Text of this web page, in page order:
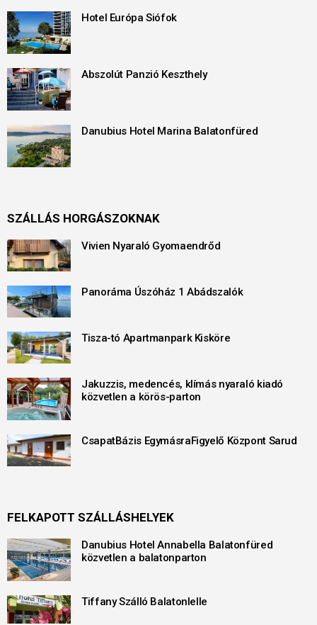
Hotel Európa Siófok
Abszolút Panzió Keszthely
Danubius Hotel Marina Balatonfüred
SZÁLLÁS HORGÁSZOKNAK
Vivien Nyaraló Gyomaendrőd
Panoráma Úszóház 1 Abádszalók
Tisza-tó Apartmanpark Kisköre
Jakuzzis, medencés, klímás nyaraló kiadó
közvetlen a körös-parton
CsapatBázis EgymásraFigyelő Központ Sarud
FELKAPOTT SZÁLLÁSHELYEK
Danubius Hotel Annabella Balatonfüred
közvetlen a balatonparton
Tiffany Szálló Balatonlelle